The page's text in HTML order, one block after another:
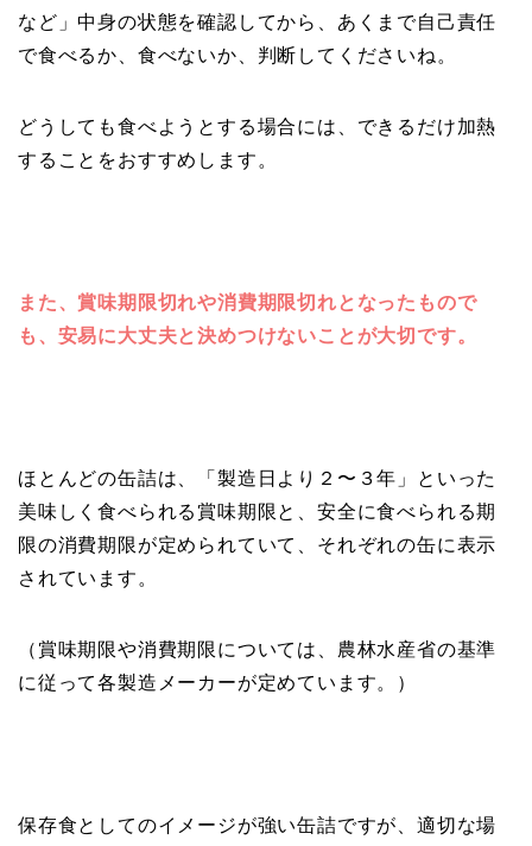
など」中身の状態を確認してから、あくまで自己責任
で食べるか、食べないか、判断してくださいね。
どうしても食べようとする場合には、できるだけ加熱
することをおすすめします。
また、賞味期限切れや消費期限切れとなったもので
も、安易に大丈夫と決めつけないことが大切です。
ほとんどの缶詰は、「製造日より２〜３年」といった
美味しく食べられる賞味期限と、安全に食べられる期
限の消費期限が定められていて、それぞれの缶に表示
されています。
（賞味期限や消費期限については、農林水産省の基準
に従って各製造メーカーが定めています。）
保存食としてのイメージが強い缶詰ですが、適切な場